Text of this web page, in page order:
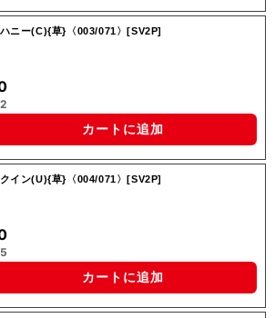
ニー(C){草}〈003/071〉[SV2P]
カートに追加
イン(U){草}〈004/071〉[SV2P]
カートに追加